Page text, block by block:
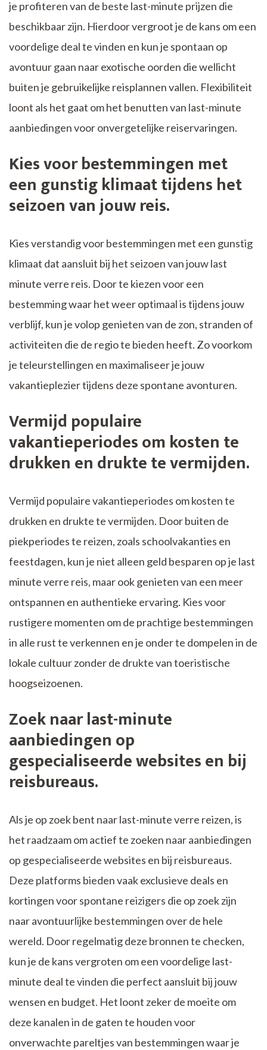
je profiteren van de beste last-minute prijzen die
beschikbaar zijn. Hierdoor vergroot je de kans om een
voordelige deal te vinden en kun je spontaan op
avontuur gaan naar exotische oorden die wellicht
buiten je gebruikelijke reisplannen vallen. Flexibiliteit
loont als het gaat om het benutten van last-minute
aanbiedingen voor onvergetelijke reiservaringen.
Kies voor bestemmingen met
een gunstig klimaat tijdens het
seizoen van jouw reis.
Kies verstandig voor bestemmingen met een gunstig
klimaat dat aansluit bij het seizoen van jouw last
minute verre reis. Door te kiezen voor een
bestemming waar het weer optimaal is tijdens jouw
verblijf, kun je volop genieten van de zon, stranden of
activiteiten die de regio te bieden heeft. Zo voorkom
je teleurstellingen en maximaliseer je jouw
vakantieplezier tijdens deze spontane avonturen.
Vermijd populaire
vakantieperiodes om kosten te
drukken en drukte te vermijden.
Vermijd populaire vakantieperiodes om kosten te
drukken en drukte te vermijden. Door buiten de
piekperiodes te reizen, zoals schoolvakanties en
feestdagen, kun je niet alleen geld besparen op je last
minute verre reis, maar ook genieten van een meer
ontspannen en authentieke ervaring. Kies voor
rustigere momenten om de prachtige bestemmingen
in alle rust te verkennen en je onder te dompelen in de
lokale cultuur zonder de drukte van toeristische
hoogseizoenen.
Zoek naar last-minute
aanbiedingen op
gespecialiseerde websites en bij
reisbureaus.
Als je op zoek bent naar last-minute verre reizen, is
het raadzaam om actief te zoeken naar aanbiedingen
op gespecialiseerde websites en bij reisbureaus.
Deze platforms bieden vaak exclusieve deals en
kortingen voor spontane reizigers die op zoek zijn
naar avontuurlijke bestemmingen over de hele
wereld. Door regelmatig deze bronnen te checken,
kun je de kans vergroten om een voordelige last-
minute deal te vinden die perfect aansluit bij jouw
wensen en budget. Het loont zeker de moeite om
deze kanalen in de gaten te houden voor
onverwachte pareltjes van bestemmingen waar je